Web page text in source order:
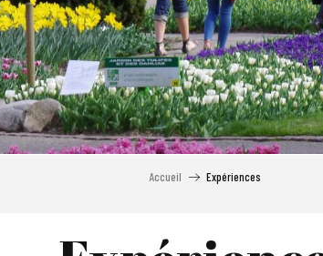
Accueil Expériences